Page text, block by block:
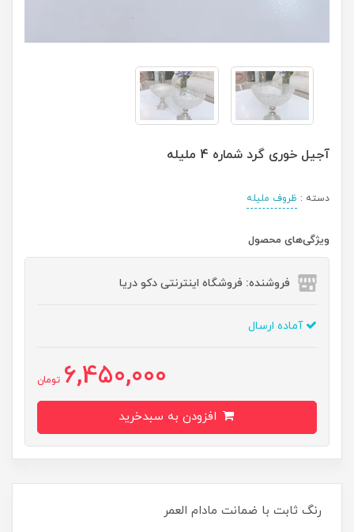
آجیل خوری گرد شماره 4 ملیله
دسته : ظروف ملیله
ویژگی‌های محصول
فروشنده: فروشگاه اینترنتی دکو دریا
آماده ارسال
6,450,000 تومان
رنگ ثابت با ضمانت مادام العمر